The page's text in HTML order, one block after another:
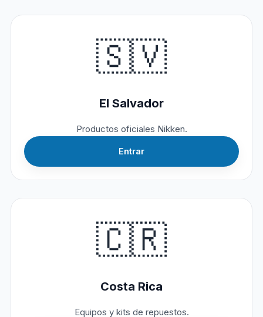
🇸🇻
El Salvador
Productos oficiales Nikken.
Entrar
🇨🇷
Costa Rica
Equipos y kits de repuestos.